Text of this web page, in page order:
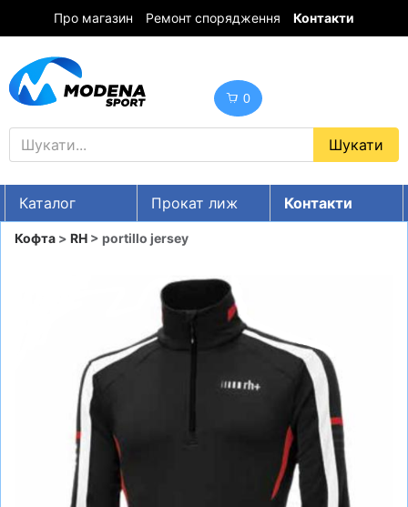
Про магазин Ремонт спорядження Контакти
0
Каталог Прокат лиж
Контакти
UA RU EN
ВЗУТТЯ
СУМКИ
ШОЛОМИ, ЗАХИСТ, ОКУЛЯРИ
БІГ, ФІТНЕС, М'ЯЧІ
Кофта > RH > portillo jersey